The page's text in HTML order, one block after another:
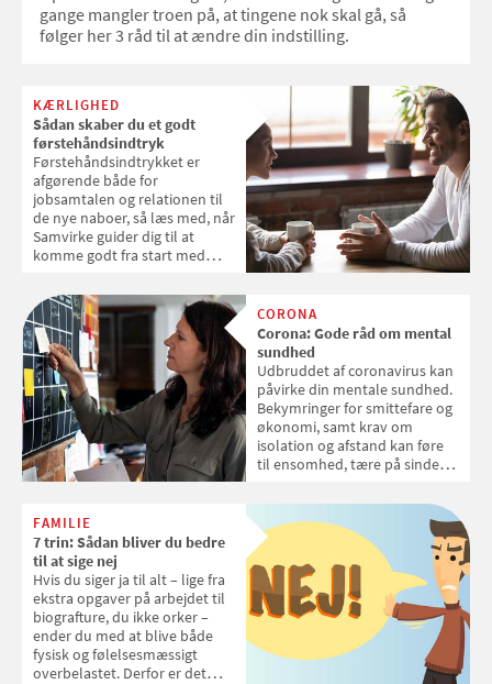
gange mangler troen på, at tingene nok skal gå, så
følger her 3 råd til at ændre din indstilling.
KÆRLIGHED
Sådan skaber du et godt
førstehåndsindtryk
Førstehåndsindtrykket er
afgørende både for
jobsamtalen og relationen til
de nye naboer, så læs med, når
Samvirke guider dig til at
komme godt fra start med
og kropssprogsekspert, Jesper
Bergstrøm.
CORONA
Corona: Gode råd om mental
sundhed
Udbruddet af coronavirus kan
påvirke din mentale sundhed.
Bekymringer for smittefare og
økonomi, samt krav om
isolation og afstand kan føre
til ensomhed, tære på sindet
stress, depression og
udbrændthed. Her får du en
række råd til, hvordan du og
dine nærmeste kommer godt
igennem tiden med
coronavirus
FAMILIE
7 trin: Sådan bliver du bedre
til at sige nej
Hvis du siger ja til alt – lige fra
ekstra opgaver på arbejdet til
biografture, du ikke orker –
ender du med at blive både
fysisk og følelsesmæssigt
overbelastet. Derfor er det